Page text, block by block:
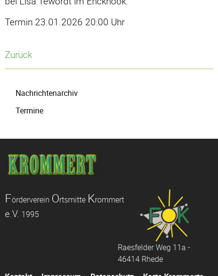
Termin 23.01.2026 20:00 Uhr
Zurück
überspringen
Nachrichtenarchiv
Termine
Förderverein Ortsmitte Krommert
e.V. 1995
Raesfelder Weg 11a -
46414 Rhede